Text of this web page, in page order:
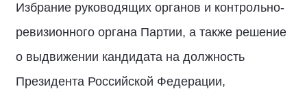
Избрание руководящих органов и контрольно-
ревизионного органа Партии, а также решение
о выдвижении кандидата на должность
Президента Российской Федерации,